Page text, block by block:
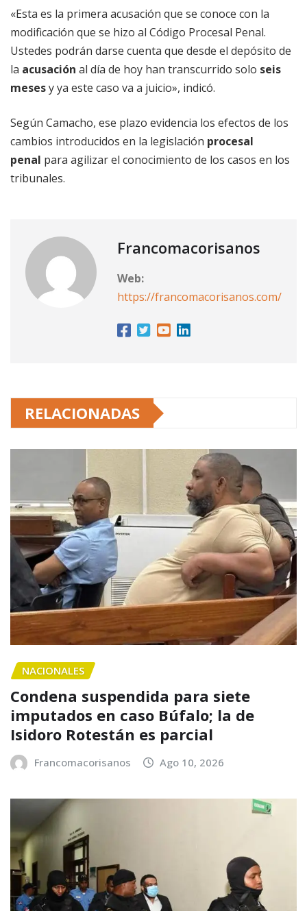
«Esta es la primera acusación que se conoce con la
modificación que se hizo al Código Procesal Penal.
Ustedes podrán darse cuenta que desde el depósito de
la acusación al día de hoy han transcurrido solo seis
mesesy ya este caso va a juicio», indicó.
Según Camacho, ese plazo evidencia los efectos de los
cambios introducidos en la legislación procesal
penal para agilizar el conocimiento de los casos en los
tribunales.
Francomacorisanos
Web:
https://francomacorisanos.com/
RELACIONADAS
NACIONALES
Condena suspendida para siete
imputados en caso Búfalo; la de
Isidoro Rotestán es parcial
Francomacorisanos Ago 10, 2026